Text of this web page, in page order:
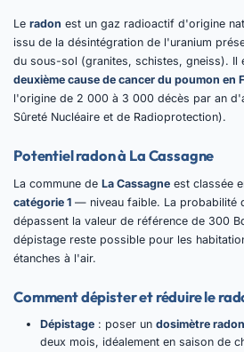
Le radon est un gaz radioactif d'origine
issu de la désintégration de l'uranium
du sous-sol (granites, schistes, gneiss). Il
deuxième cause de cancer du poumon en
l'origine de 2 000 à 3 000 décès par an
Sûreté Nucléaire et de Radioprotection).
Potentiel radon à La Cassagne
La commune de La Cassagne est classée
catégorie 1 — niveau faible. La probabilité
dépassent la valeur de référence de 300
dépistage reste possible pour les
étanches à l'air.
Comment dépister et réduire le
Dépistage : poser un dosimètre radon
deux mois, idéalement en saison de